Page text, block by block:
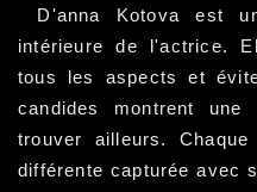
D'anna Kotova est
intérieure de l'actrice.
tous les aspects et
candides montrent
trouver ailleurs.
différente capturée avec